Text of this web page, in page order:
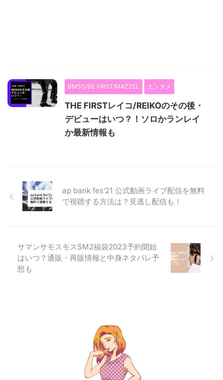
BMSG/BE FIRST/MAZZEL エンタメ
THE FIRSTレイコ/REIKOのその後・
デビューはいつ？！ソロかランレイ
か最新情報も
ap bank fes'21 公式動画ライブ配信を無料
で視聴する方法は？見逃し配信も！
サマンサモスモスSM2福袋2023予約開始
はいつ？通販・再販情報と中身ネタバレ予
想も